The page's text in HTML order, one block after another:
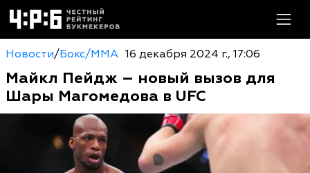
Новости/Бокс/MMA 16 декабря 2024 г., 17:06
Майкл Пейдж – новый вызов для
Шары Магомедова в UFC